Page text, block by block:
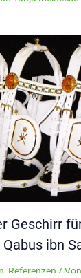
Geschirr
ibn
Referenzen / Von